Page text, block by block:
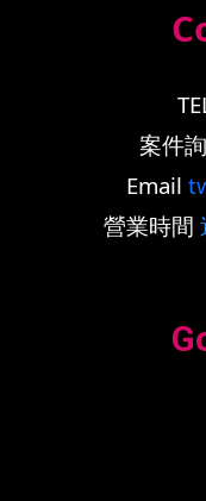
案件
Email
營業時間